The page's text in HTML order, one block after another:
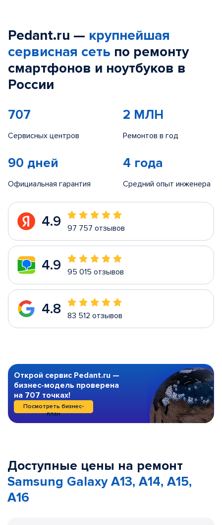
Pedant.ru — крупнейшая
сервисная сеть по ремонту
смартфонов и ноутбуков в
России
707
Сервисных центров
2 МЛН
Ремонтов в год
90 дней
Официальная гарантия
4 года
Средний опыт инженера
4.9 97 757 отзывов
4.9 95 015 отзывов
4.8 83 512 отзывов
Открой сервис Pedant.ru —
бизнес-модель проверена
на 707 точках!
Посмотреть бизнес-
план
Доступные цены на ремонт
Samsung Galaxy A13, A14, A15,
A16